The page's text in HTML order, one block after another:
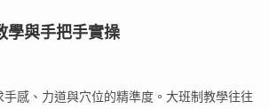
學與手把手實操
感、力道與穴位的精準度。大班制教學往往